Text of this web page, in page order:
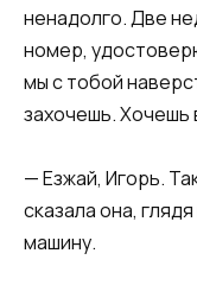
ненадолго. Две
номер,
мы с тобой
захочешь. Хочешь
— Езжай, Игорь.
сказала она,
машину.